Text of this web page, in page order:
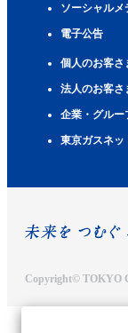
ソーシャル
電子公告
個人のお客さ
法人のお客さ
企業・グルー
東京ガスネッ
Copyright© TOKYO